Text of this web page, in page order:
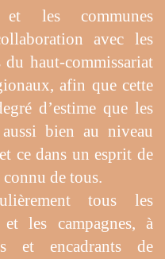
et les communes
avec les
haut-commissariat
afin que cette
d’estime que les
aussi bien au niveau
ce dans un esprit de
de tous.
tous les
les campagnes, à
et encadrants de